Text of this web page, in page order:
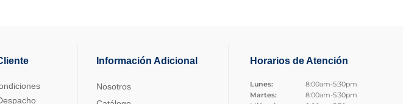
Información Adicional
Nosotros
Horarios de Atención
Lunes:
8:00am-5:30pm
Martes:
8:00am-5:30pm